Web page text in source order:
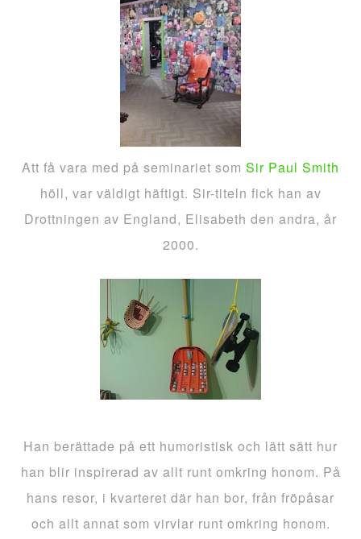
Att få vara med på seminariet som Sir Paul Smith
höll, var väldigt häftigt. Sir-titeln fick han av
Drottningen av England, Elisabeth den andra, år
2000.
Han berättade på ett humoristisk och lätt sätt hur
han blir inspirerad av allt runt omkring honom. På
hans resor, i kvarteret där han bor, från fröpåsar
och allt annat som virvlar runt omkring honom.